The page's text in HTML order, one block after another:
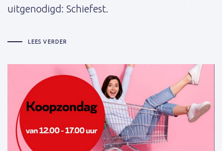
uitgenodigd: Schiefest.
LEES VERDER